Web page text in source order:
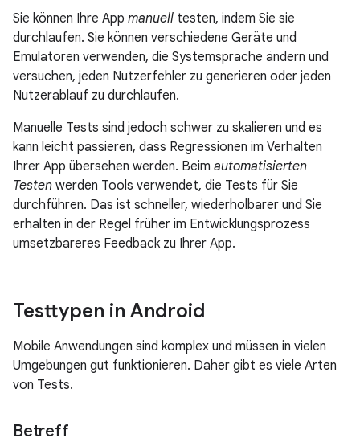
Sie können Ihre App manuell testen, indem Sie sie
durchlaufen. Sie können verschiedene Geräte und
Emulatoren verwenden, die Systemsprache ändern und
versuchen, jeden Nutzerfehler zu generieren oder jeden
Nutzerablauf zu durchlaufen.
Manuelle Tests sind jedoch schwer zu skalieren und es
kann leicht passieren, dass Regressionen im Verhalten
Ihrer App übersehen werden. Beim automatisierten
Testen werden Tools verwendet, die Tests für Sie
durchführen. Das ist schneller, wiederholbarer und Sie
erhalten in der Regel früher im Entwicklungsprozess
umsetzbareres Feedback zu Ihrer App.
Testtypen in Android
Mobile Anwendungen sind komplex und müssen in vielen
Umgebungen gut funktionieren. Daher gibt es viele Arten
von Tests.
Betreff